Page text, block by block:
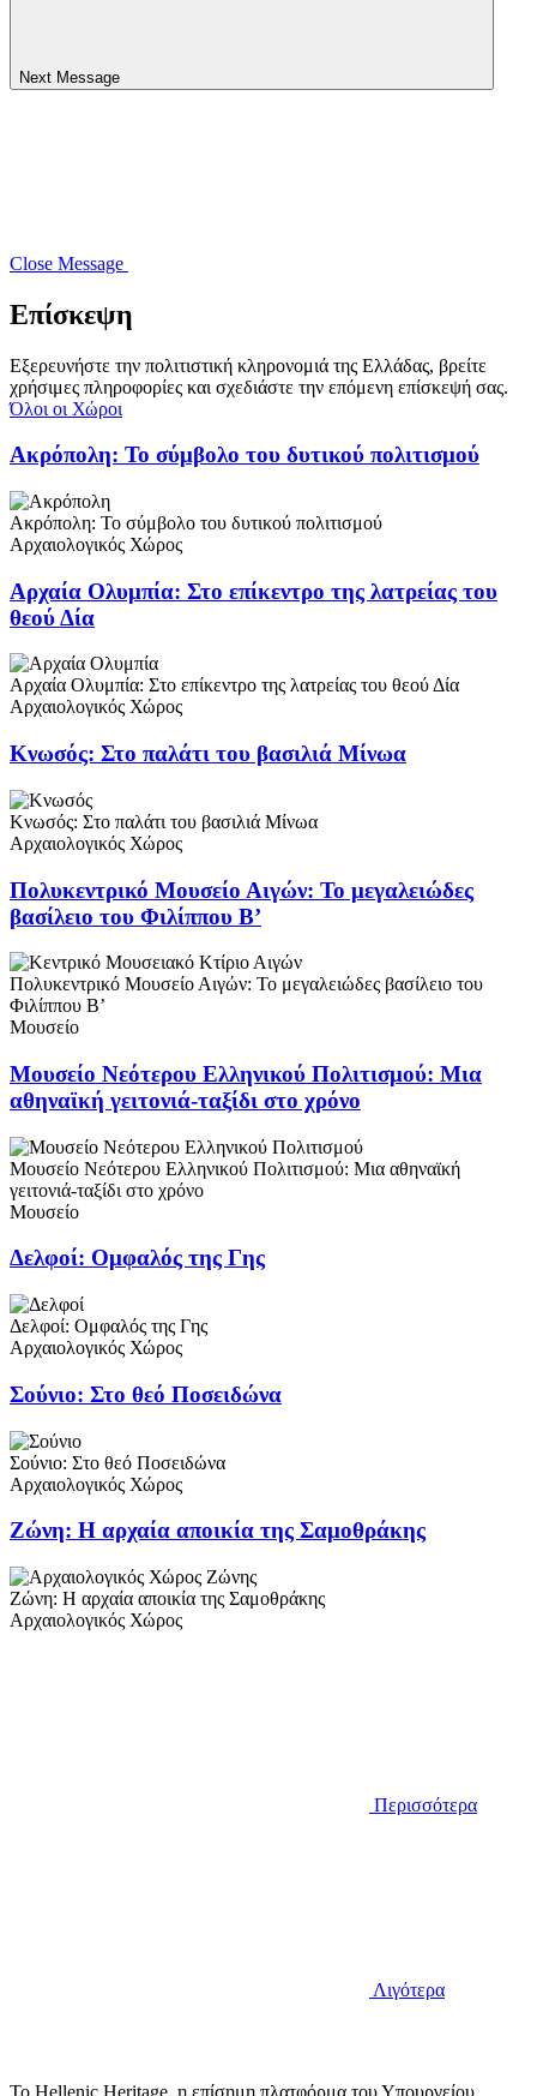
Next Message
Close Message
Επίσκεψη
Εξερευνήστε την πολιτιστική κληρονομιά της Ελλάδας, βρείτε
χρήσιμες πληροφορίες και σχεδιάστε την επόμενη επίσκεψή σας.
Όλοι οι Χώροι
Ακρόπολη: Το σύμβολο του δυτικού πολιτισμού
Ακρόπολη: Το σύμβολο του δυτικού πολιτισμού
Αρχαιολογικός Χώρος
Αρχαία Ολυμπία: Στο επίκεντρο της λατρείας του
θεού Δία
Αρχαία Ολυμπία: Στο επίκεντρο της λατρείας του θεού Δία
Αρχαιολογικός Χώρος
Κνωσός: Στο παλάτι του βασιλιά Μίνωα
Κνωσός: Στο παλάτι του βασιλιά Μίνωα
Αρχαιολογικός Χώρος
Πολυκεντρικό Μουσείο Αιγών: Το μεγαλειώδες
βασίλειο του Φιλίππου Β’
Πολυκεντρικό Μουσείο Αιγών: Το μεγαλειώδες βασίλειο του
Φιλίππου Β’
Μουσείο
Μουσείο Νεότερου Ελληνικού Πολιτισμού: Μια
αθηναϊκή γειτονιά-ταξίδι στο χρόνο
Μουσείο Νεότερου Ελληνικού Πολιτισμού: Μια αθηναϊκή
γειτονιά-ταξίδι στο χρόνο
Μουσείο
Δελφοί: Ομφαλός της Γης
Δελφοί: Ομφαλός της Γης
Αρχαιολογικός Χώρος
Σούνιο: Στο θεό Ποσειδώνα
Σούνιο: Στο θεό Ποσειδώνα
Αρχαιολογικός Χώρος
Ζώνη: Η αρχαία αποικία της Σαμοθράκης
Ζώνη: Η αρχαία αποικία της Σαμοθράκης
Αρχαιολογικός Χώρος
Περισσότερα
Λιγότερα
Το Hellenic Heritage, η επίσημη πλατφόρμα του Υπουργείου